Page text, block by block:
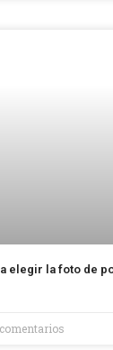
elegir la foto de